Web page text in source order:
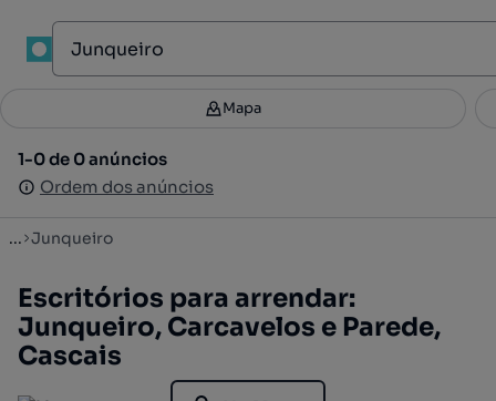
Filtros 4
1-0 de 0 anúncios
Ordem dos anúncios
Mapa
1-0 de 0 anúncios
Ordem dos anúncios
... Junqueiro
Escritórios para arrendar:
Junqueiro, Carcavelos e Parede,
Cascais